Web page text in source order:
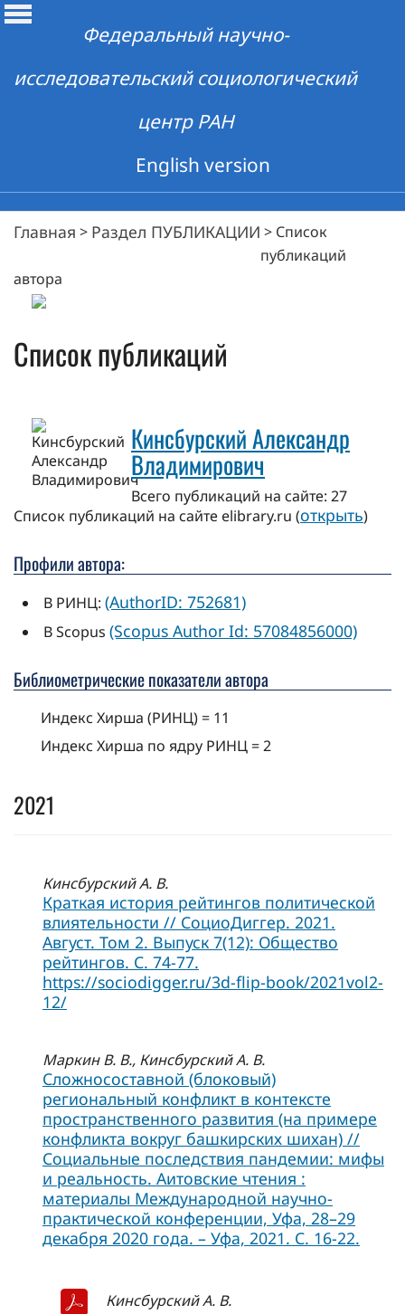
Федеральный научно-
исследовательский социологический
центр РАН
English version
Главная > Раздел ПУБЛИКАЦИИ > Список
публикаций
автора
Список публикаций
Кинсбурский Александр
Владимирович
Всего публикаций на сайте: 27
Cписок публикаций на сайте elibrary.ru (открыть)
Профили автора:
В РИНЦ:(AuthorID: 752681)
В Scopus(Scopus Author Id: 57084856000)
Библиометрические показатели автора
Индекс Хирша (РИНЦ) = 11
Индекс Хирша по ядру РИНЦ = 2
2021
Кинсбурский А. В.
Краткая история рейтингов политической
влиятельности // СоциоДиггер. 2021.
Август. Том 2. Выпуск 7(12): Общество
рейтингов. С. 74-77.
https://sociodigger.ru/3d-flip-book/2021vol2-
12/
Маркин В. В., Кинсбурский А. В.
Сложносоставной (блоковый)
региональный конфликт в контексте
пространственного развития (на примере
конфликта вокруг башкирских шихан) //
Социальные последствия пандемии: мифы
и реальность. Аитовские чтения :
материалы Международной научно-
практической конференции, Уфа, 28–29
декабря 2020 года. – Уфа, 2021. С. 16-22.
Кинсбурский А. В.